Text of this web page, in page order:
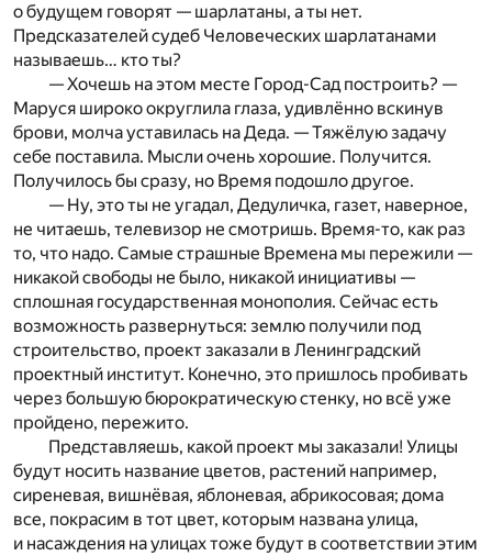
о будущем говорят — шарлатаны, а ты нет.
Предсказателей судеб Человеческих шарлатанами
называешь… кто ты?
— Хочешь на этом месте Город-Сад построить? —
Маруся широко округлила глаза, удивлённо вскинув
брови, молча уставилась на Деда. — Тяжёлую задачу
себе поставила. Мысли очень хорошие. Получится.
Получилось бы сразу, но Время подошло другое.
— Ну, это ты не угадал, Дедуличка, газет, наверное,
не читаешь, телевизор не смотришь. Время-то, как раз
то, что надо. Самые страшные Времена мы пережили —
никакой свободы не было, никакой инициативы —
сплошная государственная монополия. Сейчас есть
возможность развернуться: землю получили под
строительство, проект заказали в Ленинградский
проектный институт. Конечно, это пришлось пробивать
через большую бюрократическую стенку, но всё уже
пройдено, пережито.
Представляешь, какой проект мы заказали! Улицы
будут носить название цветов, растений например,
сиреневая, вишнёвая, яблоневая, абрикосовая; дома
все, покрасим в тот цвет, которым названа улица,
и насаждения на улицах тоже будут в соответствии этим